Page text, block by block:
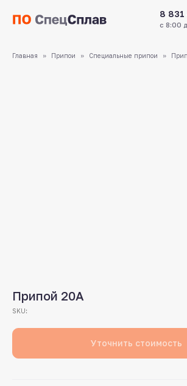
8 831 413 29 55
Главная Припои Специальные припои
Припой 20А
SKU:
Уточнить стоимость